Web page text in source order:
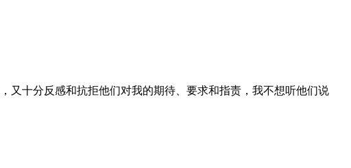
又十分反感和抗拒他们对我的期待、要求和指责，我不想听他们说